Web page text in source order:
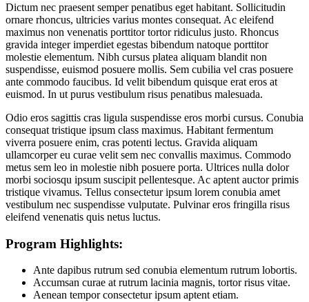
Dictum nec praesent semper penatibus eget habitant. Sollicitudin
ornare rhoncus, ultricies varius montes consequat. Ac eleifend
maximus non venenatis porttitor tortor ridiculus justo. Rhoncus
gravida integer imperdiet egestas bibendum natoque porttitor
molestie elementum. Nibh cursus platea aliquam blandit non
suspendisse, euismod posuere mollis. Sem cubilia vel cras posuere
ante commodo faucibus. Id velit bibendum quisque erat eros at
euismod. In ut purus vestibulum risus penatibus malesuada.
Odio eros sagittis cras ligula suspendisse eros morbi cursus. Conubia
consequat tristique ipsum class maximus. Habitant fermentum
viverra posuere enim, cras potenti lectus. Gravida aliquam
ullamcorper eu curae velit sem nec convallis maximus. Commodo
metus sem leo in molestie nibh posuere porta. Ultrices nulla dolor
morbi sociosqu ipsum suscipit pellentesque. Ac aptent auctor primis
tristique vivamus. Tellus consectetur ipsum lorem conubia amet
vestibulum nec suspendisse vulputate. Pulvinar eros fringilla risus
eleifend venenatis quis netus luctus.
Program Highlights:
Ante dapibus rutrum sed conubia elementum rutrum lobortis.
Accumsan curae at rutrum lacinia magnis, tortor risus vitae.
Aenean tempor consectetur ipsum aptent etiam.